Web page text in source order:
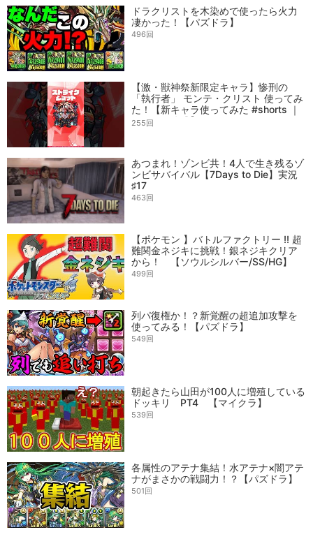
ドラクリストを木染めで使ったら火力
凄かった！【パズドラ】
496回
【激・獣神祭新限定キャラ】惨刑の
「執行者」 モンテ・クリスト 使ってみ
た！【新キャラ使ってみた #shorts ｜
モンスト公式】
255回
あつまれ！ゾンビ共！4人で生き残るゾ
ンビサバイバル【7Days to Die】実況
♯17
463回
【ポケモン 】バトルファクトリー !! 超
難関金ネジキに挑戦！銀ネジキクリア
から！ 【ソウルシルバー/SS/HG】
499回
列パ復権か！？新覚醒の超追加攻撃を
使ってみる！【パズドラ】
549回
朝起きたら山田が100人に増殖している
ドッキリ PT4 【マイクラ】
539回
各属性のアテナ集結！水アテナ×闇アテ
ナがまさかの戦闘力！？【パズドラ】
501回